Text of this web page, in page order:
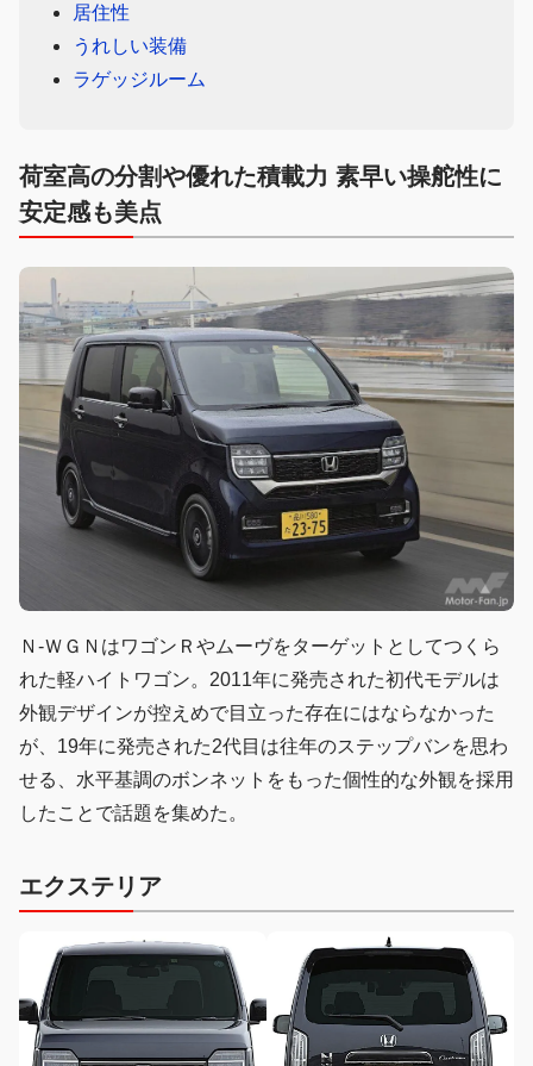
居住性
うれしい装備
ラゲッジルーム
荷室高の分割や優れた積載力 素早い操舵性に
安定感も美点
Ｎ-ＷＧＮはワゴンＲやムーヴをターゲットとしてつくら
れた軽ハイトワゴン。2011年に発売された初代モデルは
外観デザインが控えめで目立った存在にはならなかった
が、19年に発売された2代目は往年のステップバンを思わ
せる、水平基調のボンネットをもった個性的な外観を採用
したことで話題を集めた。
エクステリア